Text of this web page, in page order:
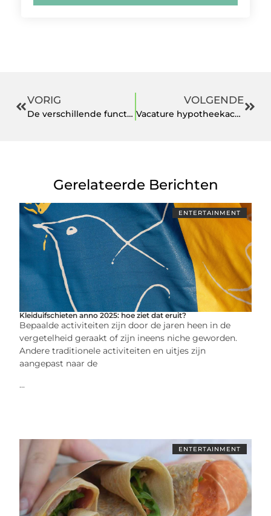
VORIG
De verschillende functies op een cirkelzaag
VOLGENDE
Vacature hypotheekacceptant: acceptatie en afhandeling hypotheekaanvragen
Gerelateerde Berichten
ENTERTAINMENT
Kleiduifschieten anno 2025: hoe ziet dat eruit?
Bepaalde activiteiten zijn door de jaren heen in de
vergetelheid geraakt of zijn ineens niche geworden.
Andere traditionele activiteiten en uitjes zijn
aangepast naar de
...
ENTERTAINMENT